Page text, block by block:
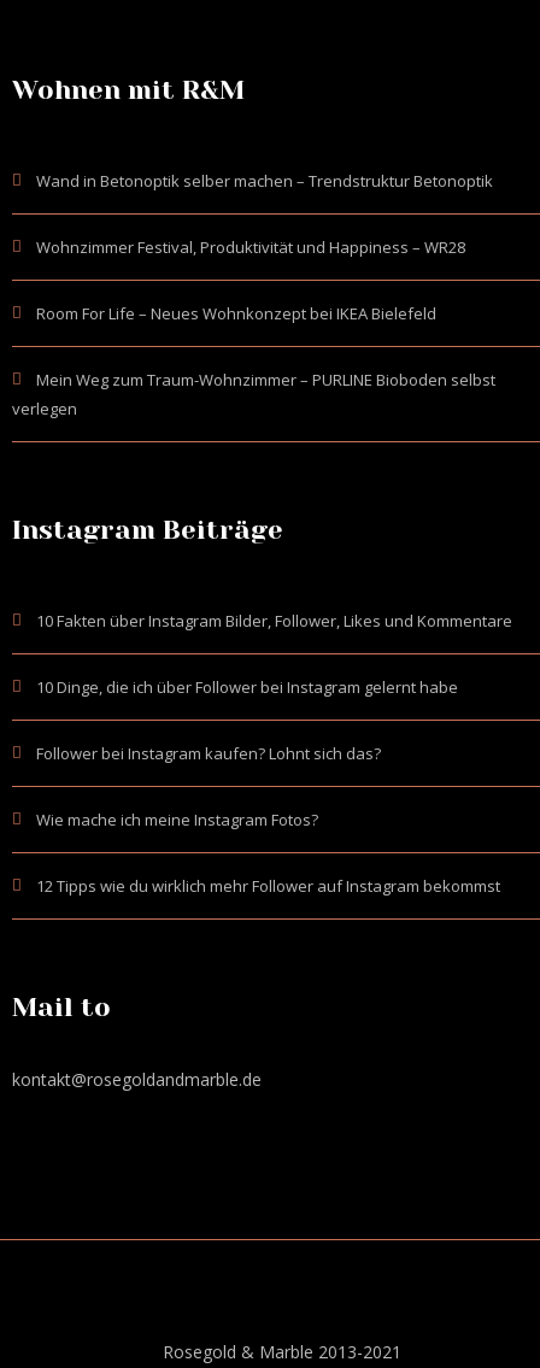
Wohnen mit R&M
Wand in Betonoptik selber machen – Trendstruktur Betonoptik
Wohnzimmer Festival, Produktivität und Happiness – WR28
Room For Life – Neues Wohnkonzept bei IKEA Bielefeld
Mein Weg zum Traum-Wohnzimmer – PURLINE Bioboden selbst
verlegen
Instagram Beiträge
10 Fakten über Instagram Bilder, Follower, Likes und Kommentare
10 Dinge, die ich über Follower bei Instagram gelernt habe
Follower bei Instagram kaufen? Lohnt sich das?
Wie mache ich meine Instagram Fotos?
12 Tipps wie du wirklich mehr Follower auf Instagram bekommst
Mail to
kontakt@rosegoldandmarble.de
Rosegold & Marble 2013-2021